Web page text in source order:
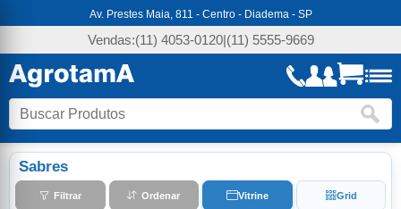
Av. Prestes Maia, 811 - Centro - Diadema - SP
Vendas:(11) 4053-0120|(11) 5555-9669
Sabres
Filtrar Ordenar Vitrine Grid